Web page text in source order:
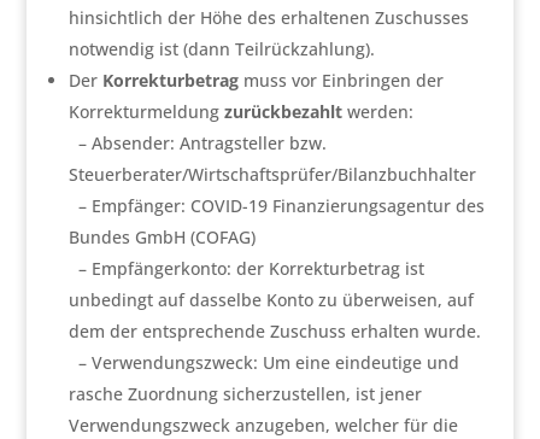
hinsichtlich der Höhe des erhaltenen Zuschusses
notwendig ist (dann Teilrückzahlung).
Der Korrekturbetragmuss vor Einbringen der
Korrekturmeldung zurückbezahltwerden:
– Absender: Antragsteller bzw.
Steuerberater/Wirtschaftsprüfer/Bilanzbuchhalter
– Empfänger: COVID-19 Finanzierungsagentur des
Bundes GmbH (COFAG)
– Empfängerkonto: der Korrekturbetrag ist
unbedingt auf dasselbe Konto zu überweisen, auf
dem der entsprechende Zuschuss erhalten wurde.
– Verwendungszweck: Um eine eindeutige und
rasche Zuordnung sicherzustellen, ist jener
Verwendungszweck anzugeben, welcher für die